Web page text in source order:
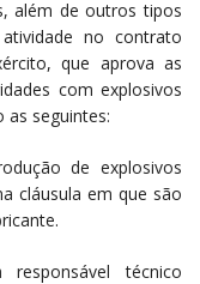
além de outros tipos
no contrato
que aprova as
com explosivos
as seguintes:
de explosivos
cláusula em que são
técnico